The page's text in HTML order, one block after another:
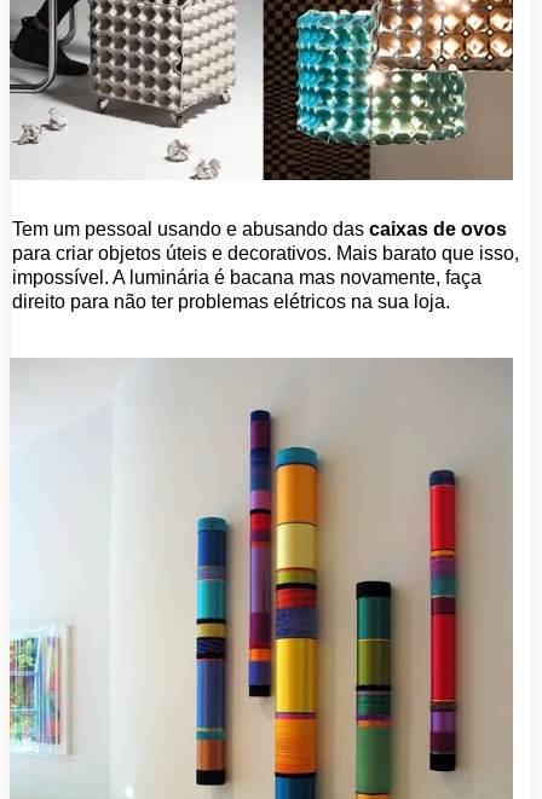
Tem um pessoal usando e abusando das caixas de ovos
para criar objetos úteis e decorativos. Mais barato que isso,
impossível. A luminária é bacana mas novamente, faça
direito para não ter problemas elétricos na sua loja.